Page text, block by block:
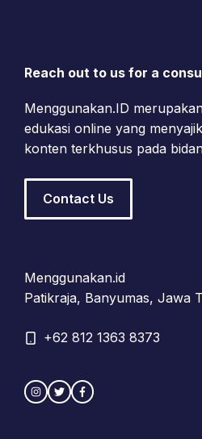
Reach out to us for a
Menggunakan.ID
edukasi online yang
konten terkhusus pada
Contact Us
Menggunakan.id
Patikraja, Banyumas, Jawa
+62 812 1363 8373